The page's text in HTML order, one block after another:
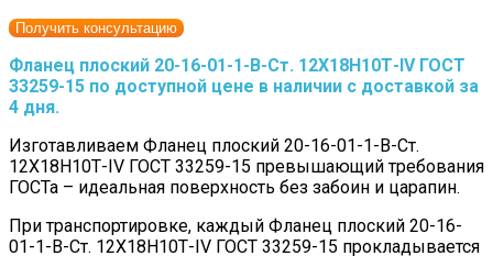
Получить консультацию
Фланец плоский 20-16-01-1-B-Cт. 12Х18Н10Т-IV ГОСТ
33259-15 по доступной цене в наличии с доставкой за
4 дня.
Изготавливаем Фланец плоский 20-16-01-1-B-Cт.
12Х18Н10Т-IV ГОСТ 33259-15 превышающий требования
ГОСТа – идеальная поверхность без забоин и царапин.
При транспортировке, каждый Фланец плоский 20-16-
01-1-B-Cт. 12Х18Н10Т-IV ГОСТ 33259-15 прокладывается